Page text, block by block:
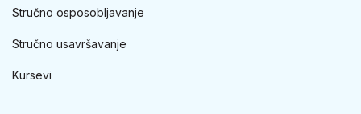
Stručno osposobljavanje
Stručno usavršavanje
Kursevi